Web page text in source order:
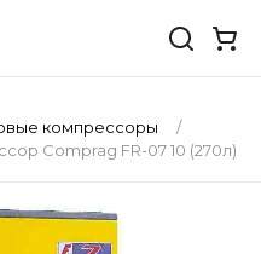
компрессоры
Comprag FR-07 10 (270л)